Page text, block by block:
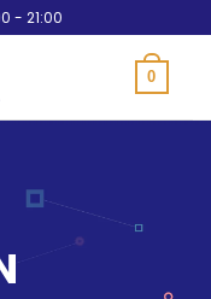
- 21:00
0